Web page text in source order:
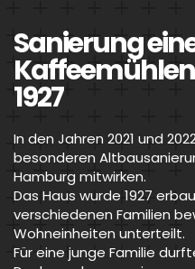
Sanierung
1927
In den Jahren 2021 und
besonderen
Hamburg mitwirken.
Das Haus wurde 1927
verschiedenen Familien
Wohneinheiten unterteilt.
Für eine junge Familie